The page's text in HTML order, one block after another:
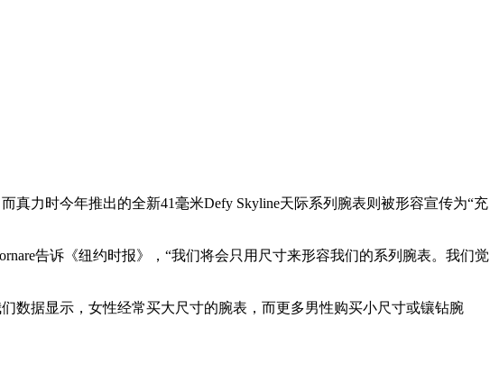
力时今年推出的全新41毫米Defy Skyline天际系列腕表则被形容宣传为“充
告诉《纽约时报》，“我们将会只用尺寸来形容我们的系列腕表。我们觉
据显示，女性经常买大尺寸的腕表，而更多男性购买小尺寸或镶钻腕